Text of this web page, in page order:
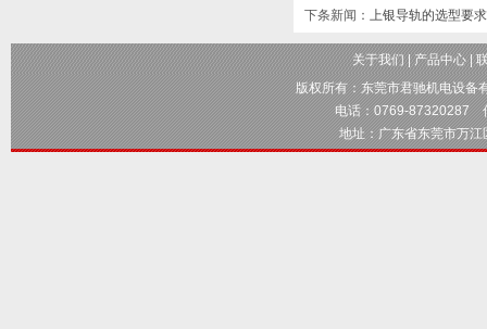
下条新闻： 上银导轨的选型要
关于我们 产品中心|
版权所有： 东莞市君驰机电设备
电话：0769-87320287
地址：广东省东莞市万